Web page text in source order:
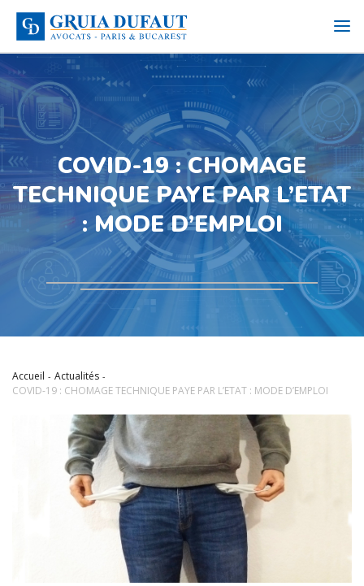
COVID-19 : CHOMAGE
TECHNIQUE PAYE PAR L’ETAT
: MODE D’EMPLOI
Accueil
Actualités
COVID-19 : CHOMAGE TECHNIQUE PAYE PAR L’ETAT : MODE D’EMPLOI